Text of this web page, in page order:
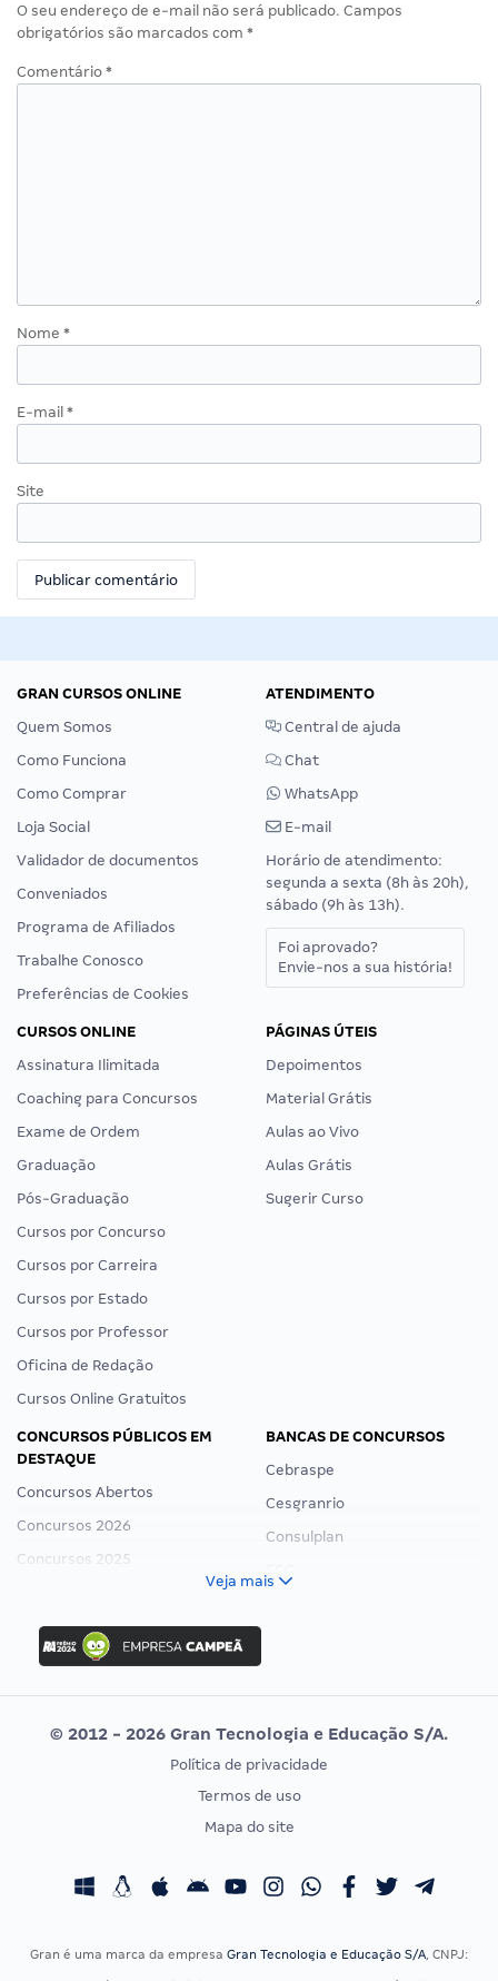
O seu endereço de e-mail não será publicado. Campos
obrigatórios são marcados com *
Comentário *
Nome *
E-mail *
Site
GRAN CURSOS ONLINE
Quem Somos
Como Funciona
Como Comprar
Loja Social
Validador de documentos
Conveniados
Programa de Afiliados
Trabalhe Conosco
Preferências de Cookies
ATENDIMENTO
Central de ajuda
Chat
WhatsApp
E-mail
Horário de atendimento:
segunda a sexta (8h às 20h),
sábado (9h às 13h).
Foi aprovado?
Envie-nos a sua história!
CURSOS ONLINE
Assinatura Ilimitada
Coaching para Concursos
Exame de Ordem
Graduação
Pós-Graduação
Cursos por Concurso
Cursos por Carreira
Cursos por Estado
Cursos por Professor
Oficina de Redação
Cursos Online Gratuitos
PÁGINAS ÚTEIS
Depoimentos
Material Grátis
Aulas ao Vivo
Aulas Grátis
Sugerir Curso
CONCURSOS PÚBLICOS EM
DESTAQUE
Concursos Abertos
Concursos 2026
Concursos 2025
Concurso Ibama
Concurso MPU
Editais publicados
BANCAS DE CONCURSOS
Cebraspe
Cesgranrio
Consulplan
Vunesp
CONCURSOS POR PROFISSÃO
Concursos Fiscais
EXAME DE ORDEM
Calendário OAB
Veja mais
© 2012 - 2026 Gran Tecnologia e Educação S/A.
Política de privacidade
Termos de uso
Mapa do site
Gran é uma marca da empresa Gran Tecnologia e Educação S/A, CNPJ: